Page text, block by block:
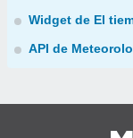
Widget de El
API de